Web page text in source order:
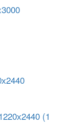
(1